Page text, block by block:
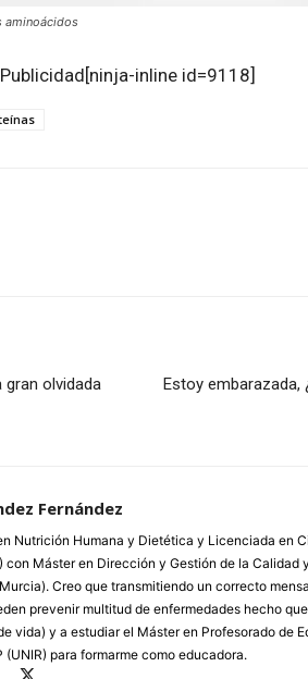
aminoácidos
Publicidad [ninja-inline id=9118]
gran olvidada
Estoy
Fernández
Nutrición Humana y Dietética y Licenciada en
con Máster en Dirección y Gestión de la Calidad
Creo que transmitiendo un correcto
prevenir multitud de enfermedades hecho
vida) y a estudiar el Máster en Profesorado de
(UNIR) para formarme como educadora.